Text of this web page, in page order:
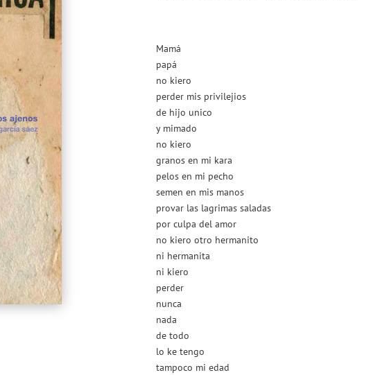
Mamá
papá
no kiero
perder mis privilejios
de hijo unico
y mimado
no kiero
granos en mi kara
pelos en mi pecho
semen en mis manos
provar las lagrimas saladas
por culpa del amor
no kiero otro hermanito
ni hermanita
ni kiero
perder
nunca
nada
de todo
lo ke tengo
tampoco mi edad